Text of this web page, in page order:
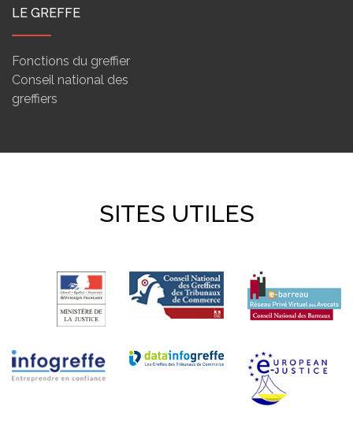
LE GREFFE
Fonctions du greffier
Conseil national des
greffiers
SITES UTILES